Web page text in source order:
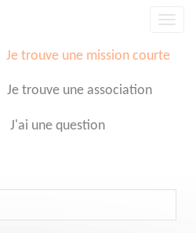
Je trouve une mission courte
Je trouve une association
J'ai une question